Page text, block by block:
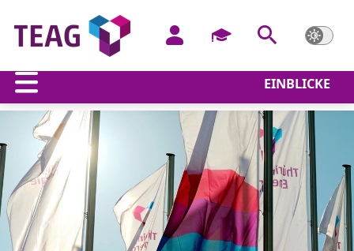
EINBLICKE